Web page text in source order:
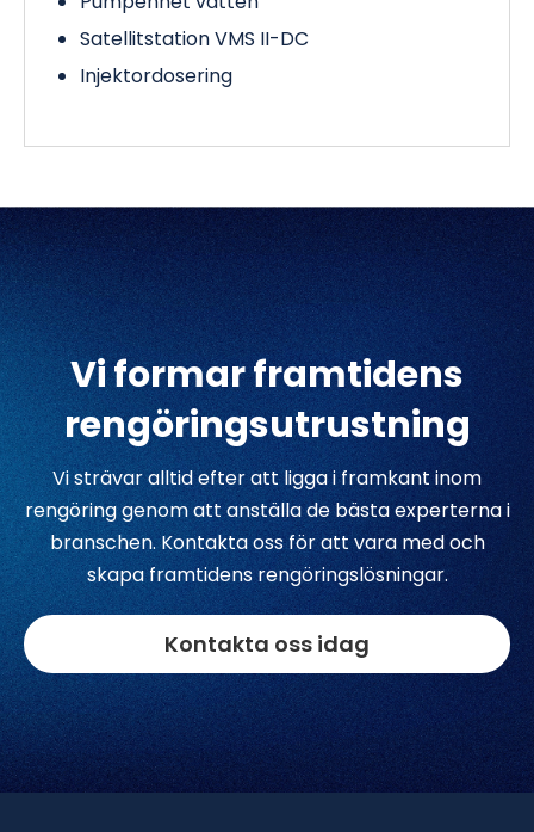
Satellitstation VMS II-DC
Injektordosering
Vi formar framtidens
rengöringsutrustning
Vi strävar alltid efter att ligga i framkant inom
rengöring genom att anställa de bästa experterna i
branschen. Kontakta oss för att vara med och
skapa framtidens rengöringslösningar.
Kontakta oss idag